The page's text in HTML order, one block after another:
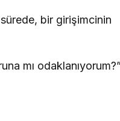
bir girişimcinin
mı odaklanıyorum?”